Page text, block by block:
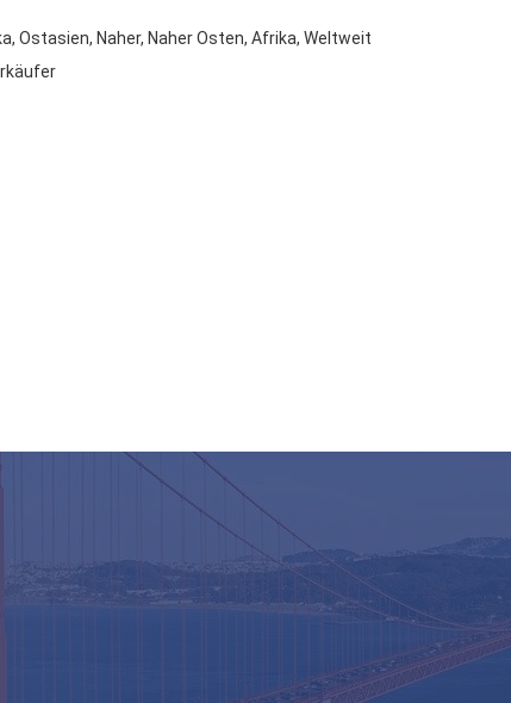
Ostasien, Naher, Naher Osten, Afrika, Weltweit